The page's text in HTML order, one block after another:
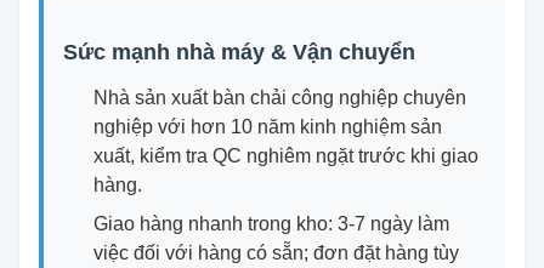
Sức mạnh nhà máy & Vận chuyển
Nhà sản xuất bàn chải công nghiệp chuyên
nghiệp với hơn 10 năm kinh nghiệm sản
xuất, kiểm tra QC nghiêm ngặt trước khi giao
hàng.
Giao hàng nhanh trong kho: 3-7 ngày làm
việc đối với hàng có sẵn; đơn đặt hàng tùy